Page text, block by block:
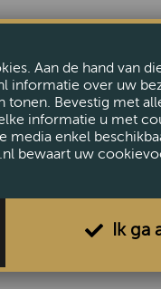
Aan de hand van
informatie over uw
tonen. Bevestig met
informatie u met
media enkel
bewaart uw
Ik ga